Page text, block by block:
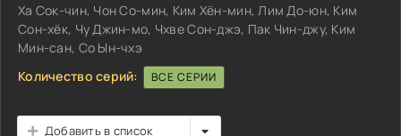
Ха Сок-чин, Чон Со-мин, Ким Хён-мин, Лим До-юн, Ким
Сон-хёк, Чу Джин-мо, Чхве Сон-джэ, Пак Чин-джу, Ким
Мин-сан, Со Ын-чхэ
Количество серий:
ВСЕ СЕРИИ
Добавить в список